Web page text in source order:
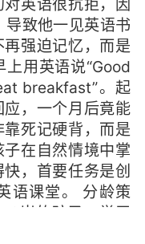
英语很抗拒，因
致他一见英语书
强迫记忆，而是
用英语说“Good
breakfast”。起
，一个月后竟能
死记硬背，而是
在自然情境中掌
，首要任务是创
语课堂。 分龄策
6岁的孩子，学习
力上。此阶段核